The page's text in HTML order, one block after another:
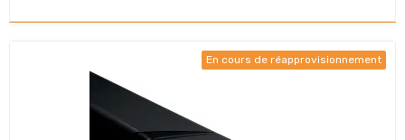
En cours de réapprovisionnement